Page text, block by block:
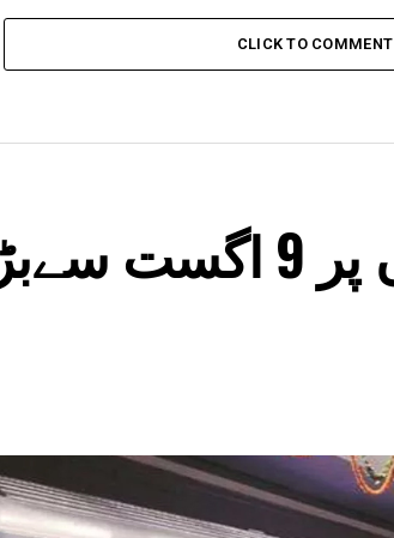
CLICK TO COMMENT
دہلی میٹرو اسٹیشنوں پر 9